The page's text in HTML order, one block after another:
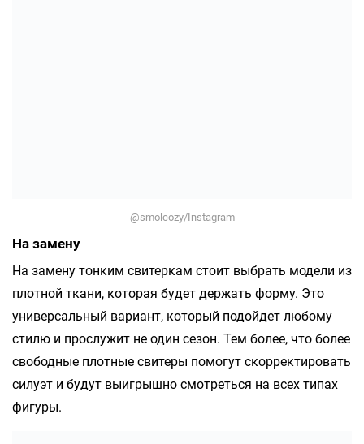
@smolcozy/Instagram
На замену
На замену тонким свитеркам стоит выбрать модели из
плотной ткани, которая будет держать форму. Это
универсальный вариант, который подойдет любому
стилю и прослужит не один сезон. Тем более, что более
свободные плотные свитеры помогут скорректировать
силуэт и будут выигрышно смотреться на всех типах
фигуры.